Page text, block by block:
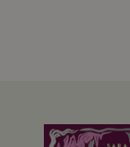
OM BOKEN